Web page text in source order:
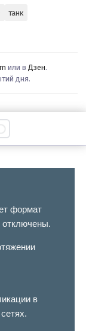
танк
или в Дзен.
дня.
формат
отключены.
в